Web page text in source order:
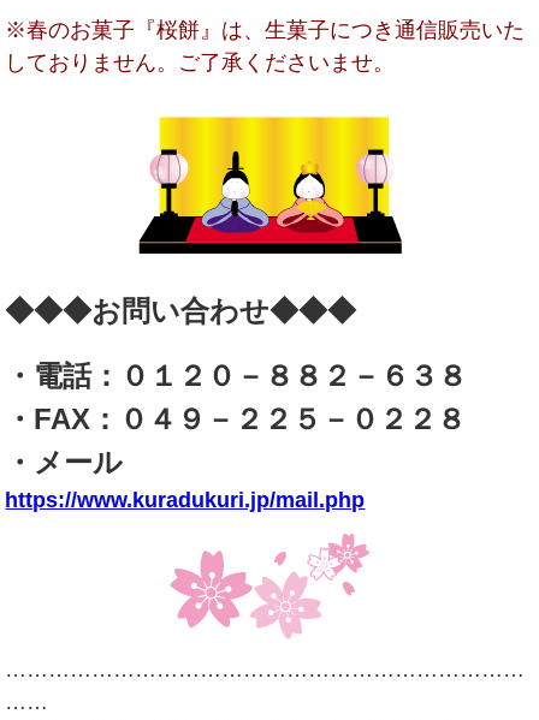
※春のお菓子『桜餅』は、生菓子につき通信販売いた
しておりません。ご了承くださいませ。
◆◆◆お問い合わせ◆◆◆
・電話：０１２０－８８２－６３８
・FAX：０４９－２２５－０２２８
・メール
https://www.kuradukuri.jp/mail.php
………………………………………………………………
……